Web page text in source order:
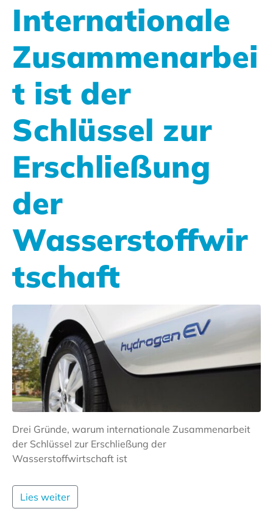
Internationale
Zusammenarbei
t ist der
Schlüssel zur
Erschließung
der
Wasserstoffwir
tschaft
Drei Gründe, warum internationale Zusammenarbeit
der Schlüssel zur Erschließung der
Wasserstoffwirtschaft ist
Lies weiter